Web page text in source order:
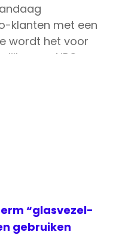
klanten met een
wordt het voor
om NPO-
“glasvezel-
gebruiken